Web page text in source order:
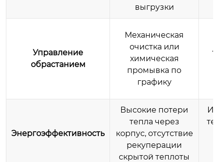
выгрузки
Управление
обрастанием
Механическая
очистка или
химическая
промывка по
графику
Энергоэффективность
Высокие потери
тепла через
корпус, отсутствие
рекуперации
скрытой теплоты